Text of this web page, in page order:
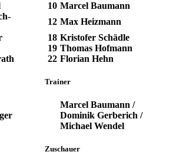
10 Marcel Baumann
12 Max Heizmann
18 Kristofer Schädle
19 Thomas Hofmann
22 Florian Hehn
Trainer
Marcel Baumann /
Dominik Gerberich /
Michael Wendel
Zuschauer